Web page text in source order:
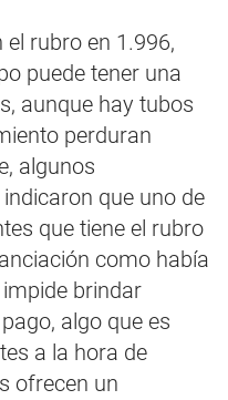
rubro en 1.996,
puede tener una
aunque hay tubos
perduran
algunos
que uno de
que tiene el rubro
como había
brindar
algo que es
a la hora de
ofrecen un